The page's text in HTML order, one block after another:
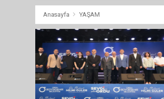
Anasayfa YAŞAM